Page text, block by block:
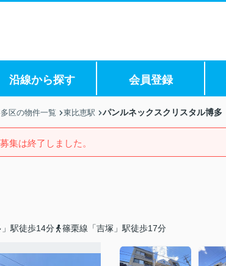
沿線から探す 会員登録
区の物件一覧 東比恵駅 パンルネックスクリスタル博多
集は終了しました。
駅徒歩14分 篠栗線「吉塚」駅徒歩17分